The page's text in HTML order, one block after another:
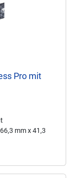
Pro mit
mm x 41,3